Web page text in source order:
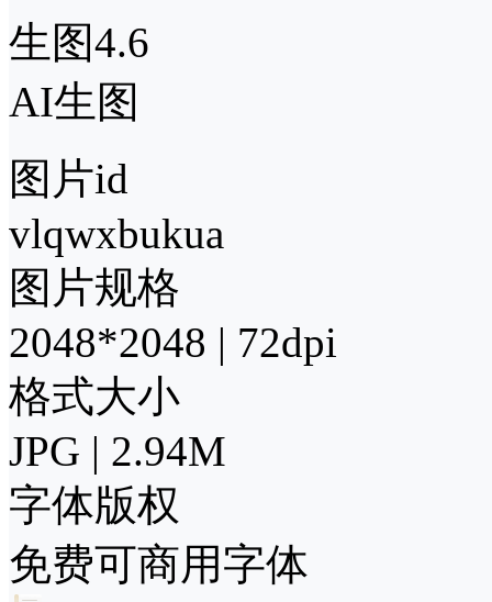
生图4.6
AI生图
图片id
vlqwxbukua
图片规格
2048*2048 | 72dpi
格式大小
JPG | 2.94M
字体版权
免费可商用字体